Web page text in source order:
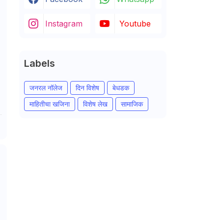
Instagram Youtube
Labels
जनरल नॉलेज दिन विशेष
बेधडक
माहितीचा खजिना
विशेष लेख सामाजिक